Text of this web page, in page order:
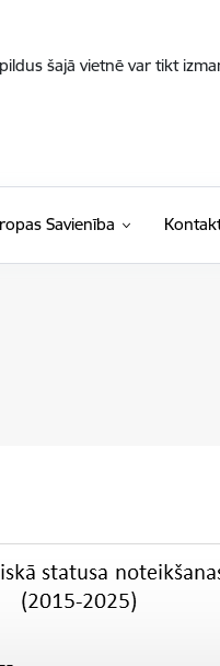
šajā vietnē var tikt
Savienība